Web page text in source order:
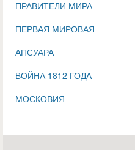
ПРАВИТЕЛИ МИРА
ПЕРВАЯ МИРОВАЯ
АПСУАРА
ВОЙНА 1812 ГОДА
МОСКОВИЯ